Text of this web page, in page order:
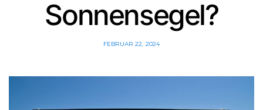
Sonnensegel?
FEBRUAR 22, 2024